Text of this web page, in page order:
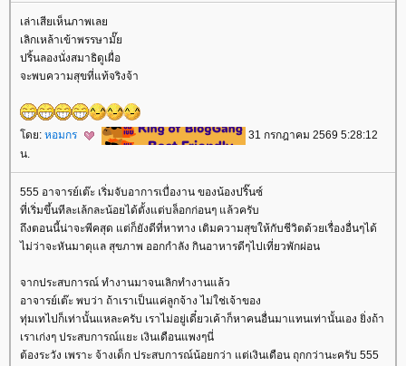
เล่าเสียเห็นภาพเล
เลิกเหล้าเข้าพรรษามั๊
ปริ้นลองนั่งสมาธิดูเผื่อ
จะพบความสุขที่แท้จริงจ้า
ดย: หอมกร
31 กรกฎาคม 2569 5:28:12
น.
555 อาจารย์เต๊ะ เริ่มจับอาการเบื่องาน ของน้องปริ๊นซ์
ที่เริ่มขึ้นทีละเล้กละน้อยได้ตั้งแต่บล็อกก่อนๆ แล้วครับ
ถึงตอนนี้น่าจะพีคสุด แต่ก็ยังดีที่หาทาง เติมความสุขให้กับชีวิตด้วยเรื่องอื่นๆได้
ไม่ว่าจะหันมาดุแล สุขภาพ ออกกำลัง กินอาหารดีๆไปเที่ยวพักผ่อน
จากประสบการณ์ ทำงานมาจนเลิกทำงานแล้ว
อาจารย์เต๊ะ พบว่า ถ้าเราเป็นแค่ลูกจ้าง ไม่ใช่เจ้าของ
ทุ่มเทไปก็เท่านั้นแหละครับ เราไม่อยู่เดี๋ยวเค้าก็หาคนอื่นมาแทนเท่านั้นเอง ยิ่งถ้า
เราเก่งๆ ประสบการณ์แยะ เงินเดือนแพงๆนี่
ต้องระวัง เพราะ จ้างเด็ก ประสบการณ์น้อยกว่า แต่เงินเดือน ถุกกว่านะครับ 555